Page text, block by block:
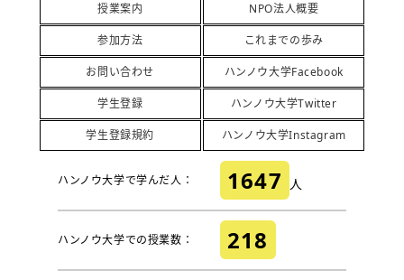
授業案内
参加方法
お問い合わせ
学生登録
学生登録規約
NPO法人概要
これまでの歩み
ハンノウ大学Facebook
ハンノウ大学Twitter
ハンノウ大学Instagram
ハンノウ大学で学んだ人： 1647 人
ハンノウ大学での授業数： 218